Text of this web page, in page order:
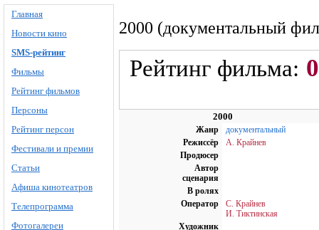
Главная
Новости кино
SMS-рейтинг
Фильмы
Рейтинг фильмов
Персоны
Рейтинг персон
Фестивали и премии
Статьи
Афиша кинотеатров
Телепрограмма
Фотогалереи
2000 (документальный
Рейтинг фильма: 0
2000
Жанр
документальный
Режиссёр
А. Крайнев
Продюсер
Автор
сценария
В ролях
Оператор
С. Крайнев
И. Тиктинская
Художник